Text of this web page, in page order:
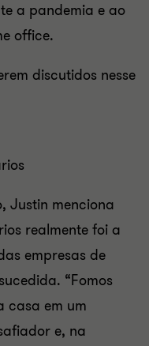
a pandemia e ao
office.
discutidos nesse
Justin menciona
realmente foi a
empresas de
“Fomos
casa em um
e, na